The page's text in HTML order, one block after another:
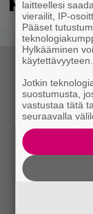
laitteellesi
vierailit, IP-
Pääset
Hylkääminen
käytettävyyteen.
Jotkin
suostumusta,
vastustaa tätä
seuraavalla